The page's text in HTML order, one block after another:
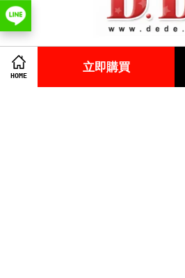
HOME
立即購買